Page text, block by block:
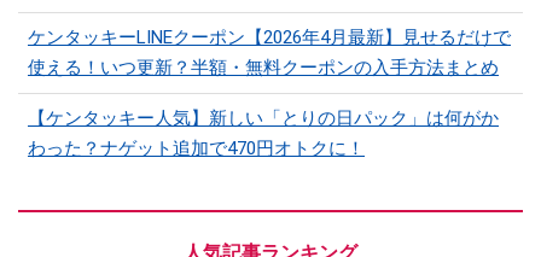
ケンタッキーLINEクーポン【2026年4月最新】見せるだけで
使える！いつ更新？半額・無料クーポンの入手方法まとめ
【ケンタッキー人気】新しい「とりの日パック」は何がか
わった？ナゲット追加で470円オトクに！